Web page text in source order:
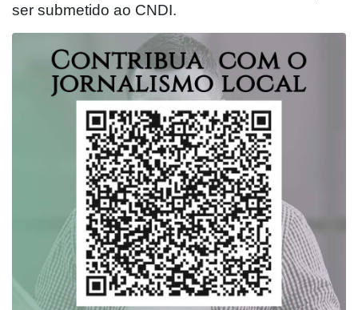
ser submetido ao CNDI.